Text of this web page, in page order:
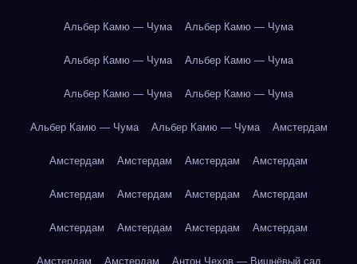
Альбер Камю — Чума Альбер Камю — Чума
Альбер Камю — Чума Альбер Камю — Чума
Альбер Камю — Чума Альбер Камю — Чума
Альбер Камю — Чума Альбер Камю — Чума Амстердам
Амстердам Амстердам Амстердам Амстердам
Амстердам Амстердам Амстердам Амстердам
Амстердам Амстердам Амстердам Амстердам
Амстердам Амстердам Антон Чехов — Вишнёвый сад